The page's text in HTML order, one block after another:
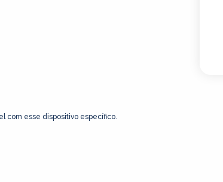
com esse dispositivo específico.